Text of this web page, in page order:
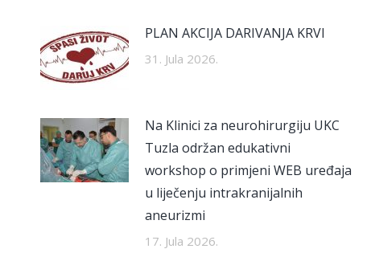
PLAN AKCIJA DARIVANJA KRVI
31. Jula 2026.
Na Klinici za neurohirurgiju UKC
Tuzla održan edukativni
workshop o primjeni WEB uređaja
u liječenju intrakranijalnih
aneurizmi
17. Jula 2026.